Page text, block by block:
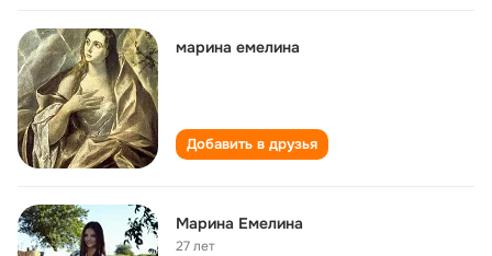
марина емелина
Добавить в друзья
Марина Емелина
27 лет